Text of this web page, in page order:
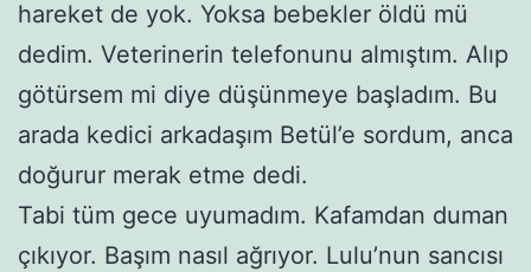
hareket de yok. Yoksa bebekler öldü mü
dedim. Veterinerin telefonunu almıştım. Alıp
götürsem mi diye düşünmeye başladım. Bu
arada kedici arkadaşım Betül’e sordum, anca
doğurur merak etme dedi.
Tabi tüm gece uyumadım. Kafamdan duman
çıkıyor. Başım nasıl ağrıyor. Lulu’nun sancısı